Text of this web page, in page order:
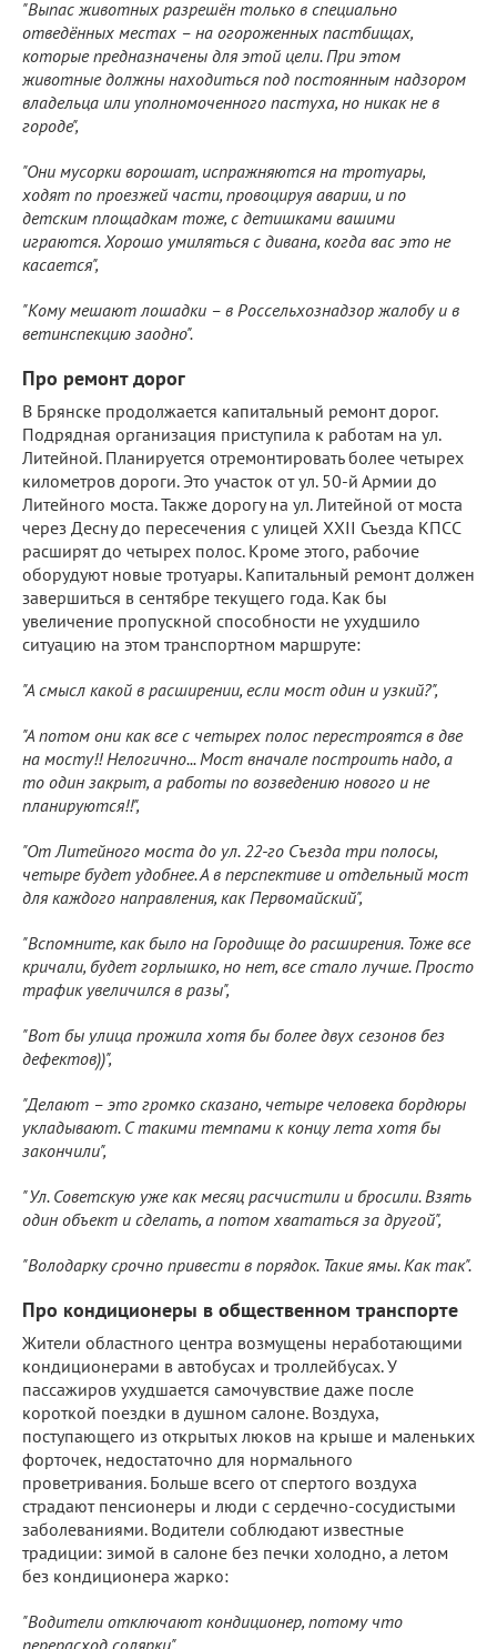
"Выпас животных разрешён только в специально
отведённых местах – на огороженных пастбищах,
которые предназначены для этой цели. При этом
животные должны находиться под постоянным надзором
владельца или уполномоченного пастуха, но никак не в
городе",
"Они мусорки ворошат, испражняются на тротуары,
ходят по проезжей части, провоцируя аварии, и по
детским площадкам тоже, с детишками вашими
играются. Хорошо умиляться с дивана, когда вас это не
касается",
"Кому мешают лошадки – в Россельхознадзор жалобу и в
ветинспекцию заодно".
Про ремонт дорог
В Брянске продолжается капитальный ремонт дорог.
Подрядная организация приступила к работам на ул.
Литейной. Планируется отремонтировать более четырех
километров дороги. Это участок от ул. 50-й Армии до
Литейного моста. Также дорогу на ул. Литейной от моста
через Десну до пересечения с улицей XXII Съезда КПСС
расширят до четырех полос. Кроме этого, рабочие
оборудуют новые тротуары. Капитальный ремонт должен
завершиться в сентябре текущего года. Как бы
увеличение пропускной способности не ухудшило
ситуацию на этом транспортном маршруте:
"А смысл какой в расширении, если мост один и узкий?",
"А потом они как все с четырех полос перестроятся в две
на мосту!! Нелогично... Мост вначале построить надо, а
то один закрыт, а работы по возведению нового и не
планируются!!",
"От Литейного моста до ул. 22-го Съезда три полосы,
четыре будет удобнее. А в перспективе и отдельный мост
для каждого направления, как Первомайский",
"Вспомните, как было на Городище до расширения. Тоже все
кричали, будет горлышко, но нет, все стало лучше. Просто
трафик увеличился в разы",
"Вот бы улица прожила хотя бы более двух сезонов без
дефектов))",
"Делают – это громко сказано, четыре человека бордюры
укладывают. С такими темпами к концу лета хотя бы
закончили",
"Ул. Советскую уже как месяц расчистили и бросили. Взять
один объект и сделать, а потом хвататься за другой",
"Володарку срочно привести в порядок. Такие ямы. Как так".
Про кондиционеры в общественном транспорте
Жители областного центра возмущены неработающими
кондиционерами в автобусах и троллейбусах. У
пассажиров ухудшается самочувствие даже после
короткой поездки в душном салоне. Воздуха,
поступающего из открытых люков на крыше и маленьких
форточек, недостаточно для нормального
проветривания. Больше всего от спертого воздуха
страдают пенсионеры и люди с сердечно-сосудистыми
заболеваниями. Водители соблюдают известные
традиции: зимой в салоне без печки холодно, а летом
без кондиционера жарко:
"Водители отключают кондиционер, потому что
перерасход солярки",